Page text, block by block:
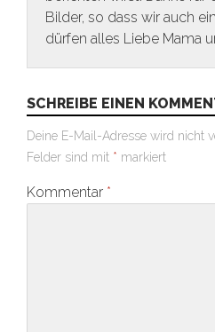
Bilder, so dass wir auch
dürfen alles Liebe Mama
SCHREIBE EINEN
Deine E-Mail-Adresse wird nicht
Felder sind mit * markiert
Kommentar *